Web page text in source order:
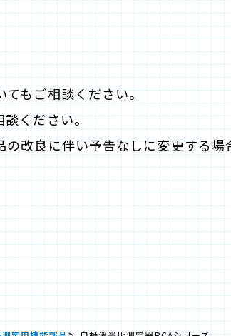
もご相談ください。
ください。
改良に伴い予告なしに変更する場